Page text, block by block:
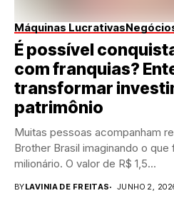
Máquinas Lucrativas
É possível
com franquias?
transformar
patrimônio
Muitas pessoas acompanham
Brother Brasil imaginando o
milionário. O valor de R$ 1,5...
BYLAVINIA DE FREITAS JUNHO 2,